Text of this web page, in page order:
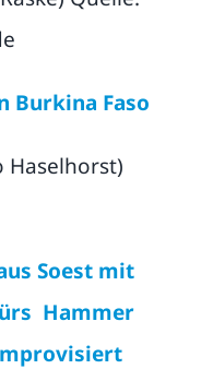
Burkina Faso
Haselhorst)
Soest mit
Hammer